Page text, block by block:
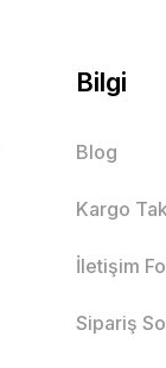
Bilgi
Blog
Kargo
İletişim
Sipariş